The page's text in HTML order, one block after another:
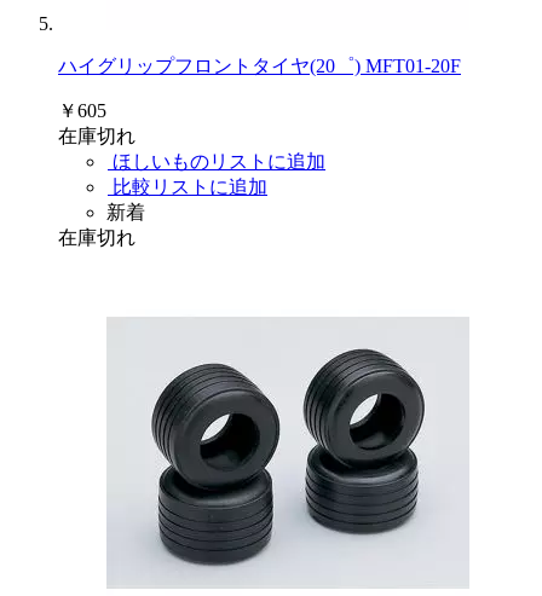
ハイグリップフロントタイヤ(20゜) MFT01-20F
￥605
在庫切れ
ほしいものリストに追加
比較リストに追加
新着
在庫切れ